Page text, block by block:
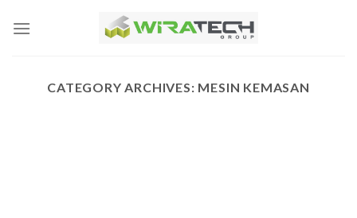
CATEGORY ARCHIVES: MESIN KEMASAN